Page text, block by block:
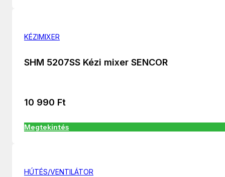
KÉZIMIXER
SHM 5207SS Kézi mixer SENCOR
10 990 Ft
Megtekintés
HÚTÉS/VENTILÁTOR